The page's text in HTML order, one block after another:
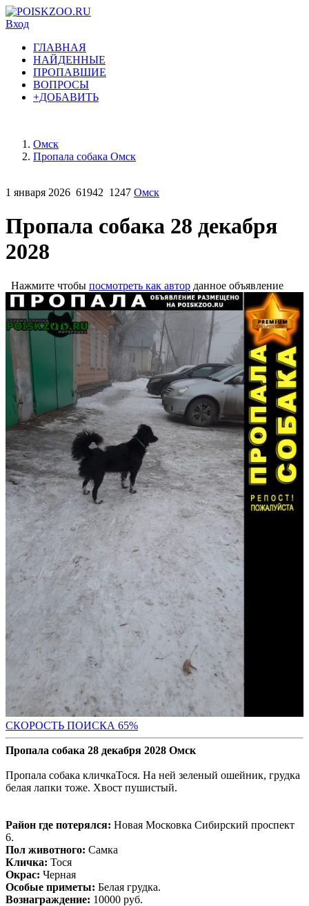
Вход
ГЛАВНАЯ
НАЙДЕННЫЕ
ПРОПАВШИЕ
ВОПРОСЫ
+ДОБАВИТЬ
Омск
Пропала собака Омск
1 января 2026 61942 1247 Омск
Пропала собака 28 декабря
2028
Нажмите чтобы посмотреть как автор данное объявление
СКОРОСТЬ ПОИСКА 65%
Пропала собака 28 декабря 2028 Омск
Пропала собака кличкаТося. На ней зеленый ошейник, грудка
белая лапки тоже. Хвост пушистый.
Район где потерялся: Новая Московка Сибирский проспект
6.
Пол животного: Самка
Кличка: Тося
Окрас: Черная
Особые приметы: Белая грудка.
Вознаграждение: 10000 руб.